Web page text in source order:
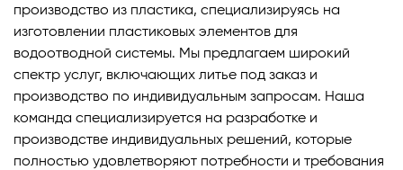
производство из пластика, специализируясь на
изготовлении пластиковых элементов для
водоотводной системы. Мы предлагаем широкий
спектр услуг, включающих литье под заказ и
производство по индивидуальным запросам. Наша
команда специализируется на разработке и
производстве индивидуальных решений, которые
полностью удовлетворяют потребности и требования